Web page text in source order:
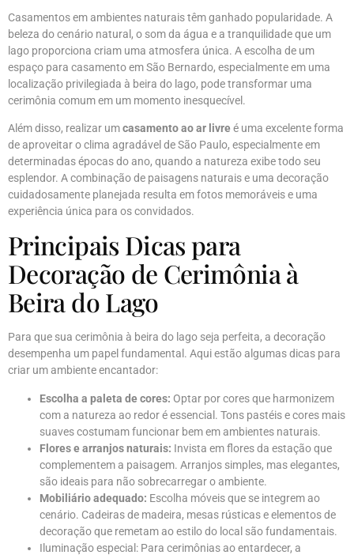
Casamentos em ambientes naturais têm ganhado popularidade. A
beleza do cenário natural, o som da água e a tranquilidade que um
lago proporciona criam uma atmosfera única. A escolha de um
espaço para casamento em São Bernardo, especialmente em uma
localização privilegiada à beira do lago, pode transformar uma
cerimônia comum em um momento inesquecível.
Além disso, realizar umcasamento ao ar livreé uma excelente forma
de aproveitar o clima agradável de São Paulo, especialmente em
determinadas épocas do ano, quando a natureza exibe todo seu
esplendor. A combinação de paisagens naturais e uma decoração
cuidadosamente planejada resulta em fotos memoráveis e uma
experiência única para os convidados.
Principais Dicas para
Decoração de Cerimônia à
Beira do Lago
Para que sua cerimônia à beira do lago seja perfeita, a decoração
desempenha um papel fundamental. Aqui estão algumas dicas para
criar um ambiente encantador:
Escolha a paleta de cores: Optar por cores que harmonizem
com a natureza ao redor é essencial. Tons pastéis e cores mais
suaves costumam funcionar bem em ambientes naturais.
Flores e arranjos naturais: Invista em flores da estação que
complementem a paisagem. Arranjos simples, mas elegantes,
são ideais para não sobrecarregar o ambiente.
Mobiliário adequado: Escolha móveis que se integrem ao
cenário. Cadeiras de madeira, mesas rústicas e elementos de
decoração que remetam ao estilo do local são fundamentais.
Iluminação especial: Para cerimônias ao entardecer, a